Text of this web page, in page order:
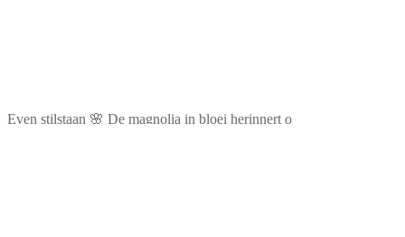
Even stilstaan 🌸 De magnolia in bloei herinnert o